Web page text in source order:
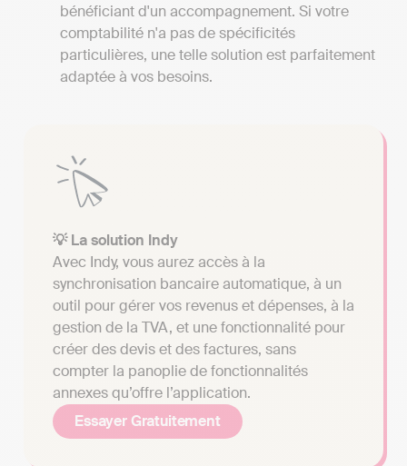
bénéficiant d'un accompagnement. Si votre
comptabilité n'a pas de spécificités
particulières, une telle solution est parfaitement
adaptée à vos besoins.
💡 La solution Indy
Avec Indy, vous aurez accès à la
synchronisation bancaire automatique, à un
outil pour gérer vos revenus et dépenses, à la
gestion de la TVA, et une fonctionnalité pour
créer des devis et des factures, sans
compter la panoplie de fonctionnalités
annexes qu’offre l’application.
Essayer Gratuitement